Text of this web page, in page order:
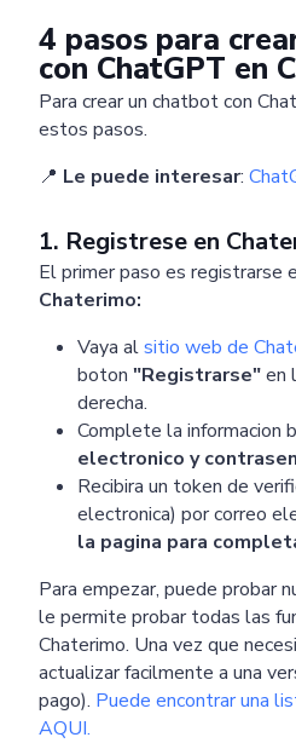
4 pasos para
con ChatGPT en
Para crear un chatbot con
estos pasos.
📍 Le puede interesar:
1. Registrese en
El primer paso es registrarse
Chaterimo:
Vaya alsitio web de
boton "Registrarse"en
derecha.
Complete la informacion
electronico y
Recibira un token de
electronica) por correo
la pagina para
Para empezar, puede probar
le permite probar todas las
Chaterimo. Una vez que
actualizar facilmente a una
pago). Puede encontrar una
AQUI.